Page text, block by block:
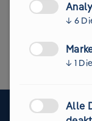
↓ 6
↓ 1
Alle